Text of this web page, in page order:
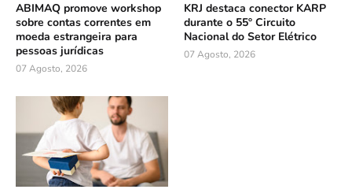
ABIMAQ promove workshop
sobre contas correntes em
moeda estrangeira para
pessoas jurídicas
07 Agosto, 2026
KRJ destaca conector KARP
durante o 55º Circuito
Nacional do Setor Elétrico
07 Agosto, 2026